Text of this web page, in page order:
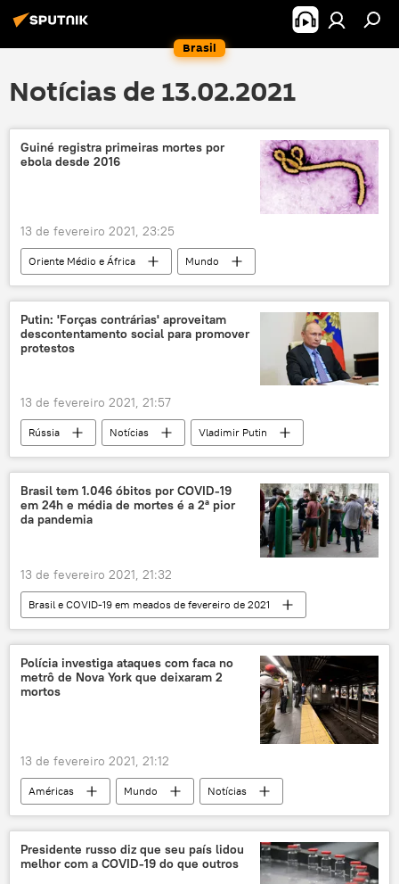
Brasil
Notícias de 13.02.2021
Guiné registra primeiras mortes por
ebola desde 2016
13 de fevereiro 2021, 23:25
Oriente Médio e África
Mundo
Notícias
ebola
Guiné-Conacri
epidemia
Putin: 'Forças contrárias' aproveitam
descontentamento social para promover
protestos
13 de fevereiro 2021, 21:57
Rússia Notícias
Vladimir Putin
Aleksei Navalny
entrevista coletiva
Brasil tem 1.046 óbitos por COVID-19
em 24h e média de mortes é a 2ª pior
da pandemia
13 de fevereiro 2021, 21:32
Brasil e COVID-19 em meados de fevereiro de 2021
Notícias do Brasil
Notícias
COVID-19
EUA
Polícia investiga ataques com faca no
metrô de Nova York que deixaram 2
mortos
13 de fevereiro 2021, 21:12
Américas Mundo
Notícias
ataques
metrô
Nova York
Polícia
Presidente russo diz que seu país lidou
melhor com a COVID-19 do que outros